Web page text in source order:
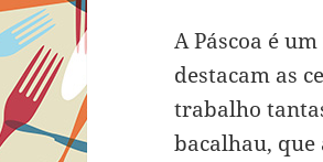
A Páscoa é
destacam as
trabalho
bacalhau, que